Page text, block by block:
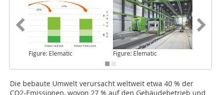
Figure: Elematic Figure: Elematic
Die bebaute Umwelt verursacht weltweit etwa 40 % der
CO2-Emissionen, wovon 27 % auf den Gebäudebetrieb und